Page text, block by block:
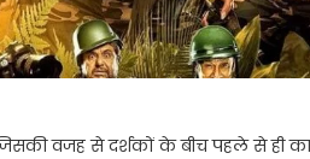
वजह से दर्शकों के बीच पहले से ही